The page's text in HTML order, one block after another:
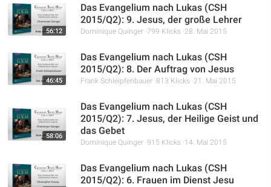
56:12
Das Evangelium nach Lukas (CSH
2015/Q2): 9. Jesus, der große Lehrer
Dominique Quinger 799 Klicks 28. Mai 2015
46:45
Das Evangelium nach Lukas (CSH
2015/Q2): 8. Der Auftrag von Jesus
Frank Schleipfenbauer 813 Klicks 21. Mai 2015
58:06
Das Evangelium nach Lukas (CSH
2015/Q2): 7. Jesus, der Heilige Geist und
das Gebet
Dominique Quinger 915 Klicks 14. Mai 2015
Das Evangelium nach Lukas (CSH
2015/Q2): 6. Frauen im Dienst Jesu